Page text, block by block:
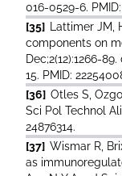
016-0529-6. PMID:
[35]
Lattimer
components on
Dec;2(12):1266-
15. PMID:
[36] Otles S,
Sci Pol Technol
24876314.
[37] Wismar R,
as